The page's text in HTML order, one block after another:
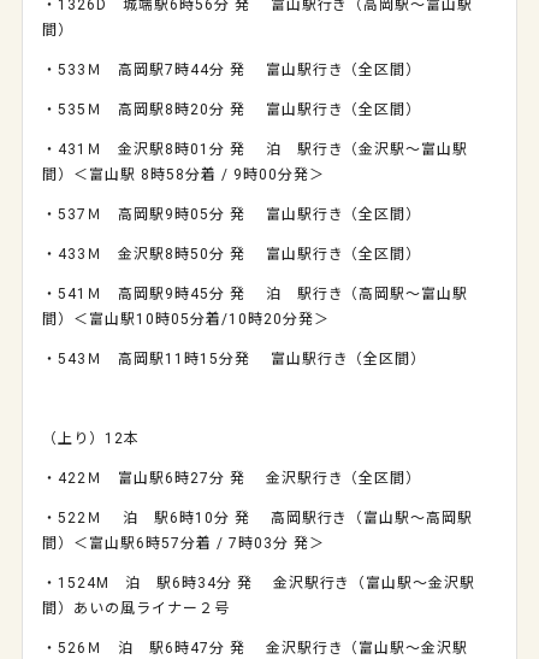
・1326D 城端駅6時56分 発 富山駅行き（高岡駅～富山駅
間）
・533Ｍ 高岡駅7時44分 発 富山駅行き（全区間）
・535Ｍ 高岡駅8時20分 発 富山駅行き（全区間）
・431Ｍ 金沢駅8時01分 発 泊 駅行き（金沢駅～富山駅
間）＜富山駅 8時58分着 / 9時00分発＞
・537Ｍ 高岡駅9時05分 発 富山駅行き（全区間）
・433Ｍ 金沢駅8時50分 発 富山駅行き（全区間）
・541Ｍ 高岡駅9時45分 発 泊 駅行き（高岡駅～富山駅
間）＜富山駅10時05分着/10時20分発＞
・543Ｍ 高岡駅11時15分発 富山駅行き（全区間）
（上り）12本
・422Ｍ 富山駅6時27分 発 金沢駅行き（全区間）
・522Ｍ 泊 駅6時10分 発 高岡駅行き（富山駅～高岡駅
間）＜富山駅6時57分着 / 7時03分 発＞
・1524M 泊 駅6時34分 発 金沢駅行き（富山駅～金沢駅
間）あいの風ライナー２号
・526Ｍ 泊 駅6時47分 発 金沢駅行き（富山駅～金沢駅